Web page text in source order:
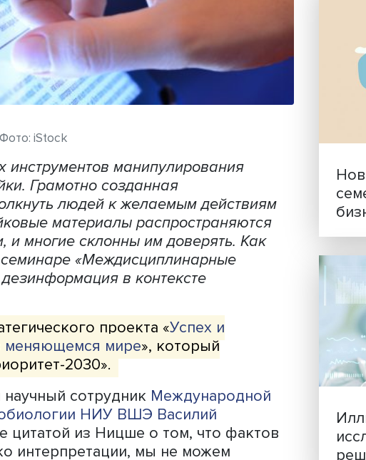
Фото: iStock
инструментов манипулирования
фейки. Грамотно созданная
людей к желаемым действиям
фейковые материалы распространяются
и многие склонны им доверять. Как
на семинаре «Междисциплинарные
дезинформация в контексте